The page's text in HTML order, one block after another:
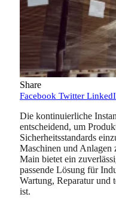
Share
Facebook Twitter
Die kontinuierliche
entscheidend, um
Sicherheitsstandards
Maschinen und Anlagen
Main bietet ein
passende Lösung für
Wartung, Reparatur und
ist.